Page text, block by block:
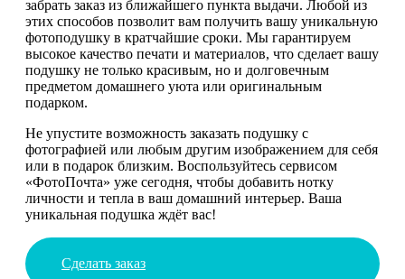
забрать заказ из ближайшего пункта выдачи. Любой из
этих способов позволит вам получить вашу уникальную
фотоподушку в кратчайшие сроки. Мы гарантируем
высокое качество печати и материалов, что сделает вашу
подушку не только красивым, но и долговечным
предметом домашнего уюта или оригинальным
подарком.
Не упустите возможность заказать подушку с
фотографией или любым другим изображением для себя
или в подарок близким. Воспользуйтесь сервисом
«ФотоПочта» уже сегодня, чтобы добавить нотку
личности и тепла в ваш домашний интерьер. Ваша
уникальная подушка ждёт вас!
Сделать заказ